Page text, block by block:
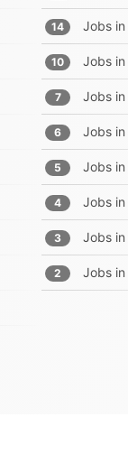
14 Jobs in
10 Jobs in
7 Jobs in
6 Jobs in
5 Jobs in
4 Jobs in
3 Jobs in
2 Jobs in